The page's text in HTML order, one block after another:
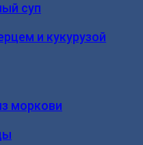
суп
и кукурузой
моркови